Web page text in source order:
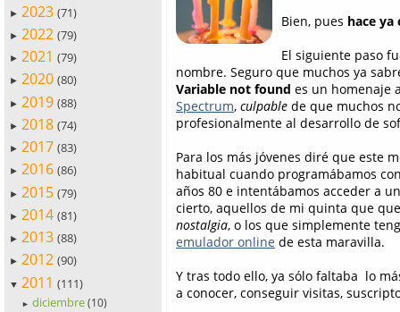
► 2023 (71)
► 2022 (79)
► 2021 (79)
► 2020 (80)
► 2019 (88)
► 2018 (74)
► 2017 (83)
► 2016 (86)
► 2015 (79)
► 2014 (81)
► 2013 (88)
► 2012 (90)
▼ 2011 (111)
► diciembre (10)
Bien, pues hace ya
El siguiente paso
nombre. Seguro que muchos ya
Variable not found es un homenaje
Spectrum, culpable de que muchos
profesionalmente al desarrollo de
Para los más jóvenes diré que este
habitual cuando programábamos
años 80 e intentábamos acceder a
cierto, aquellos de mi quinta que
nostalgia, o los que simplemente
emulador online de esta maravilla.
Y tras todo ello, ya sólo faltaba lo
a conocer, conseguir visitas,